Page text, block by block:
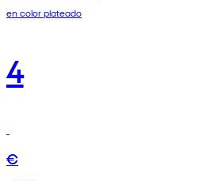
en color plateado
4
€